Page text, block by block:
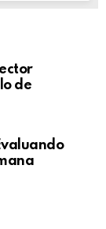
de